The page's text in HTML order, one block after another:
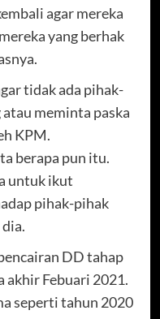
agar mereka
yang berhak
tidak ada pihak-
meminta paska
KPM.
berapa pun itu.
untuk ikut
pihak-pihak
DD tahap
akhir Febuari 2021.
seperti tahun 2020